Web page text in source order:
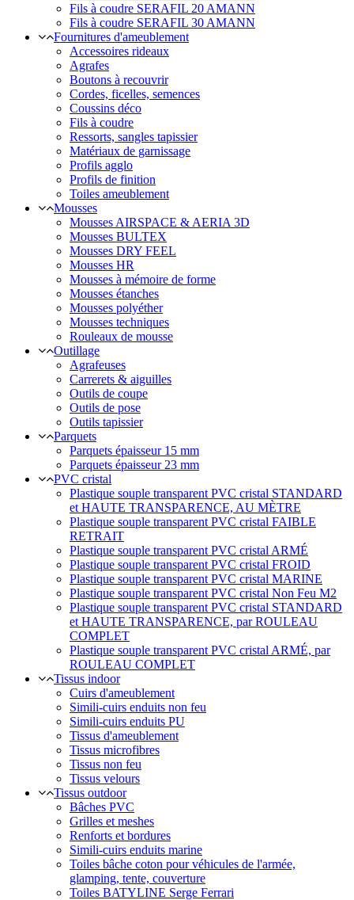
Fils à coudre SERAFIL 20 AMANN
Fils à coudre SERAFIL 30 AMANN
Fournitures d'ameublement
Accessoires rideaux
Agrafes
Boutons à recouvrir
Cordes, ficelles, semences
Coussins déco
Fils à coudre
Ressorts, sangles tapissier
Matériaux de garnissage
Profils agglo
Profils de finition
Toiles ameublement
Mousses
Mousses AIRSPACE & AERIA 3D
Mousses BULTEX
Mousses DRY FEEL
Mousses HR
Mousses à mémoire de forme
Mousses étanches
Mousses polyéther
Mousses techniques
Rouleaux de mousse
Outillage
Agrafeuses
Carrerets & aiguilles
Outils de coupe
Outils de pose
Outils tapissier
Parquets
Parquets épaisseur 15 mm
Parquets épaisseur 23 mm
PVC cristal
Plastique souple transparent PVC cristal STANDARD
et HAUTE TRANSPARENCE, AU MÈTRE
Plastique souple transparent PVC cristal FAIBLE
RETRAIT
Plastique souple transparent PVC cristal ARMÉ
Plastique souple transparent PVC cristal FROID
Plastique souple transparent PVC cristal MARINE
Plastique souple transparent PVC cristal Non Feu M2
Plastique souple transparent PVC cristal STANDARD
et HAUTE TRANSPARENCE, par ROULEAU
COMPLET
Plastique souple transparent PVC cristal ARMÉ, par
ROULEAU COMPLET
Tissus indoor
Cuirs d'ameublement
Simili-cuirs enduits non feu
Simili-cuirs enduits PU
Tissus d'ameublement
Tissus microfibres
Tissus non feu
Tissus velours
Tissus outdoor
Bâches PVC
Grilles et meshes
Renforts et bordures
Simili-cuirs enduits marine
Toiles bâche coton pour véhicules de l'armée,
glamping, tente, couverture
Toiles BATYLINE Serge Ferrari